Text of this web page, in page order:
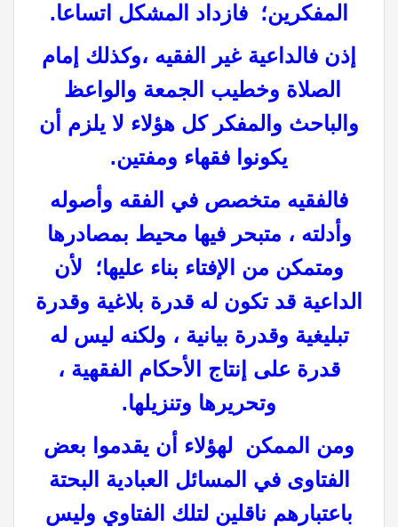
المفكرين؛ فازداد المشكل اتساعا.
إذن فالداعية غير الفقيه ،وكذلك إمام
الصلاة وخطيب الجمعة والواعظ
والباحث والمفكر كل هؤلاء لا يلزم أن
يكونوا فقهاء ومفتين.
فالفقيه متخصص في الفقه وأصوله
وأدلته ، متبحر فيها محيط بمصادرها
ومتمكن من الإفتاء بناء عليها؛ لأن
الداعية قد تكون له قدرة بلاغية وقدرة
تبليغية وقدرة بيانية ، ولكنه ليس له
قدرة على إنتاج الأحكام الفقهية ،
وتحريرها وتنزيلها.
ومن الممكن لهؤلاء أن يقدموا بعض
الفتاوى في المسائل العبادية البحتة
باعتبارهم ناقلين لتلك الفتاوي وليس